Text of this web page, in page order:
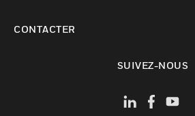
CONTACTER
SUIVEZ-NOUS